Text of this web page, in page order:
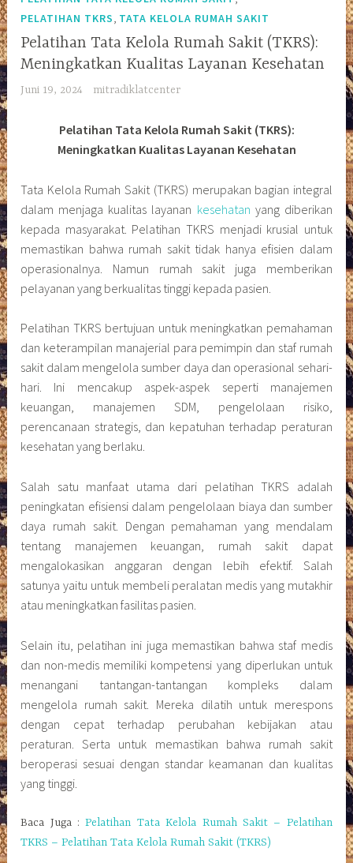
PELATIHAN TKRS TATA KELOLA RUMAH SAKIT
Pelatihan Tata Kelola Rumah Sakit (TKRS):
Meningkatkan Kualitas Layanan Kesehatan
Juni 19, 2024 mitradiklatcenter
Pelatihan Tata Kelola Rumah Sakit (TKRS):
Meningkatkan Kualitas Layanan Kesehatan
Tata Kelola Rumah Sakit (TKRS) merupakan bagian integral
dalam menjaga kualitas layanan kesehatan yang diberikan
kepada masyarakat. Pelatihan TKRS menjadi krusial untuk
memastikan bahwa rumah sakit tidak hanya efisien dalam
operasionalnya. Namun rumah sakit juga memberikan
pelayanan yang berkualitas tinggi kepada pasien.
Pelatihan TKRS bertujuan untuk meningkatkan pemahaman
dan keterampilan manajerial para pemimpin dan staf rumah
sakit dalam mengelola sumber daya dan operasional sehari-
hari. Ini mencakup aspek-aspek seperti manajemen
keuangan, manajemen SDM, pengelolaan risiko,
perencanaan strategis, dan kepatuhan terhadap peraturan
kesehatan yang berlaku.
Salah satu manfaat utama dari pelatihan TKRS adalah
peningkatan efisiensi dalam pengelolaan biaya dan sumber
daya rumah sakit. Dengan pemahaman yang mendalam
tentang manajemen keuangan, rumah sakit dapat
mengalokasikan anggaran dengan lebih efektif. Salah
satunya yaitu untuk membeli peralatan medis yang mutakhir
atau meningkatkan fasilitas pasien.
Selain itu, pelatihan ini juga memastikan bahwa staf medis
dan non-medis memiliki kompetensi yang diperlukan untuk
menangani tantangan-tantangan kompleks dalam
mengelola rumah sakit. Mereka dilatih untuk merespons
dengan cepat terhadap perubahan kebijakan atau
peraturan. Serta untuk memastikan bahwa rumah sakit
beroperasi sesuai dengan standar keamanan dan kualitas
yang tinggi.
Baca Juga :Pelatihan Tata Kelola Rumah Sakit – Pelatihan
TKRS – Pelatihan Tata Kelola Rumah Sakit (TKRS)